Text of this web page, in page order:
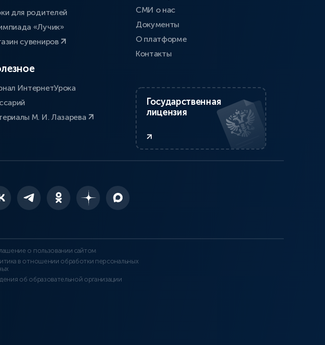
для родителей
«Лучик»
сувениров
ИнтернетУрока
М. И. Лазарева
СМИ о нас
Документы
О платформе
Контакты
Государственная
лицензия
о пользовании сайтом
в отношении обработки персональных
об образовательной организации